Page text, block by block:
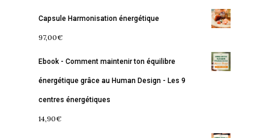
Capsule Harmonisation énergétique
97,00€
Ebook - Comment maintenir ton équilibre
énergétique grâce au Human Design - Les 9
centres énergétiques
14,90€
Accueil
Commence ici
Blog